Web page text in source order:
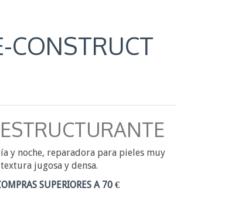
CONSTRUCT
y noche, reparadora para pieles muy
jugosa y densa.
SUPERIORES A 70 €